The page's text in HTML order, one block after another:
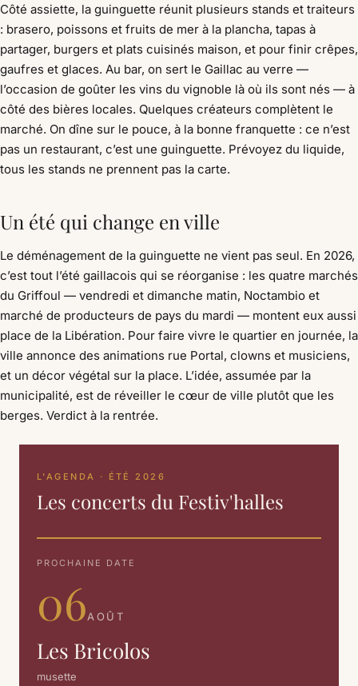
Côté assiette, la guinguette réunit plusieurs stands et traiteurs
: brasero, poissons et fruits de mer à la plancha, tapas à
partager, burgers et plats cuisinés maison, et pour finir crêpes,
gaufres et glaces. Au bar, on sert le Gaillac au verre —
l’occasion de goûter les vins du vignoble là où ils sont nés — à
côté des bières locales. Quelques créateurs complètent le
marché. On dîne sur le pouce, à la bonne franquette : ce n’est
pas un restaurant, c’est une guinguette. Prévoyez du liquide,
tous les stands ne prennent pas la carte.
Un été qui change en ville
Le déménagement de la guinguette ne vient pas seul. En 2026,
c’est tout l’été gaillacois qui se réorganise : les quatre marchés
du Griffoul — vendredi et dimanche matin, Noctambio et
marché de producteurs de pays du mardi — montent eux aussi
place de la Libération. Pour faire vivre le quartier en journée, la
ville annonce des animations rue Portal, clowns et musiciens,
et un décor végétal sur la place. L’idée, assumée par la
municipalité, est de réveiller le cœur de ville plutôt que les
berges. Verdict à la rentrée.
L'AGENDA · ÉTÉ 2026
Les concerts du Festiv'halles
PROCHAINE DATE
06AOÛT
Les Bricolos
musette